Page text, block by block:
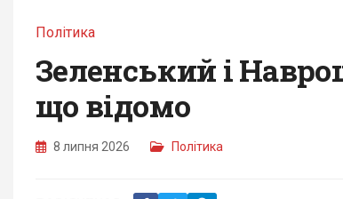
Політика
Зеленський і
що відомо
8 липня 2026 Політика